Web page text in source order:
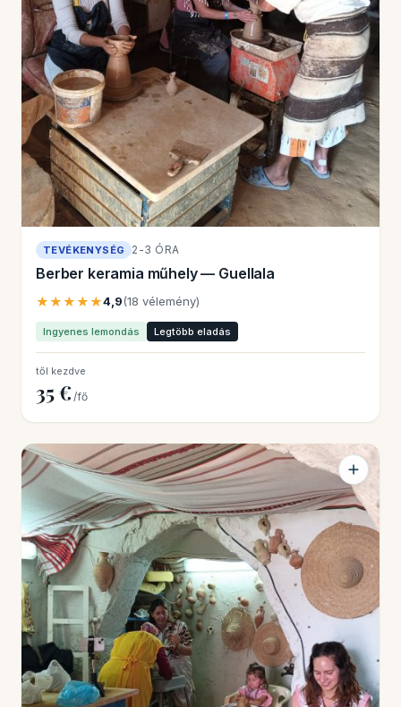
TEVÉKENYSÉG 2-3 ÓRA
Berber keramia műhely — Guellala
★★★★★4,9(18 vélemény)
Ingyenes lemondás Legtöbb eladás
től kezdve
35 € /fő